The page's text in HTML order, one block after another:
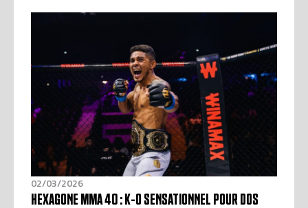
02/03/2026
HEXAGONE MMA 40 : K-O SENSATIONNEL POUR DOS